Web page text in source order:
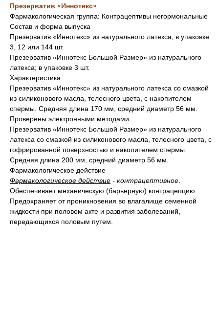
Презерватив «Иннотекс»
Фармакологическая группа: Контрацептивы негормональные
Состав и форма выпуска
Презерватив «Иннотекс» из натурального латекса; в упаковке
3, 12 или 144 шт.
Презерватив «Иннотекс Большой Размер» из натурального
латекса; в упаковке 3 шт.
Характеристика
Презерватив «Иннотекс» из натурального латекса со смазкой
из силиконового масла, телесного цвета, с накопителем
спермы. Средняя длина 170 мм, средний диаметр 56 мм.
Проверены электронными методами.
Презерватив «Иннотекс Большой Размер» из натурального
латекса со смазкой из силиконового масла, телесного цвета, с
гофрированной поверхностью и накопителем спермы.
Средняя длина 200 мм, средний диаметр 56 мм.
Фармакологическое действие
Фармакологическое действие - контрацептивное
Обеспечивает механическую (барьерную) контрацепцию.
Предохраняет от проникновения во влагалище семенной
жидкости при половом акте и развития заболеваний,
передающихся половым путем.